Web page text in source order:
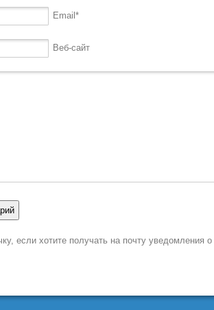
Email *
Веб-сайт
если хотите получать на почту уведомления